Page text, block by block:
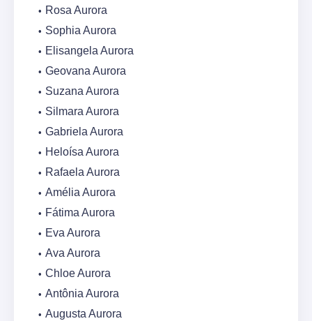
Rosa Aurora
Sophia Aurora
Elisangela Aurora
Geovana Aurora
Suzana Aurora
Silmara Aurora
Gabriela Aurora
Heloísa Aurora
Rafaela Aurora
Amélia Aurora
Fátima Aurora
Eva Aurora
Ava Aurora
Chloe Aurora
Antônia Aurora
Augusta Aurora